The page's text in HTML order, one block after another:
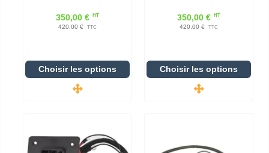
350,00 € HT
420,00 € TTC
Choisir les options
350,00 € HT
420,00 € TTC
Choisir les options